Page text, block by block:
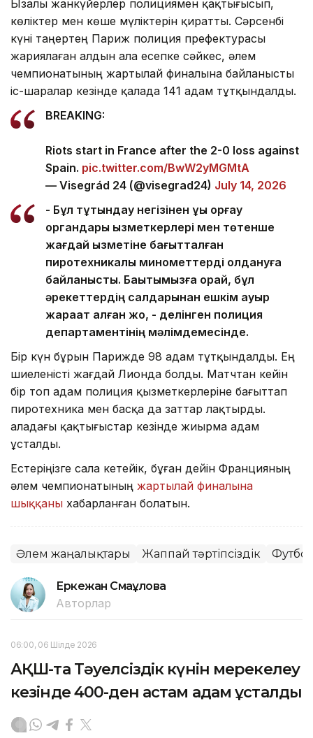
Ызалы жанкүйерлер полициямен қақтығысып,
көліктер мен көше мүліктерін қиратты. Сәрсенбі
күні таңертең Париж полиция префектурасы
жариялаған алдын ала есепке сәйкес, әлем
чемпионатының жартылай финалына байланысты
іс-шаралар кезінде қалада 141 адам тұтқындалды.
BREAKING:
Riots start in France after the 2-0 loss against
Spain. pic.twitter.com/BwW2yMGMtA
— Visegrád 24 (@visegrad24) July 14, 2026
- Бұл тұтқындау негізінен құқық қорғау
органдары қызметкерлері мен төтенше
жағдай қызметіне бағытталған
пиротехникалық минометтерді қолдануға
байланысты. Бақытымызға орай, бұл
әрекеттердің салдарынан ешкім ауыр
жарақат алған жоқ, - делінген полиция
департаментінің мәлімдемесінде.
Бір күн бұрын Парижде 98 адам тұтқындалды. Ең
шиеленісті жағдай Лионда болды. Матчтан кейін
бір топ адам полиция қызметкерлеріне бағыттап
пиротехника мен басқа да заттар лақтырды.
Қаладағы қақтығыстар кезінде жиырма адам
ұсталды.
Естеріңізге сала кетейік, бұған дейін Францияның
әлем чемпионатының жартылай финалына
шыққаны хабарланған болатын.
Әлем жаңалықтары Жаппай тәртіпсіздік
Еркежан Смағұлова
Авторлар
06:00, 06 Шілде 2026
АҚШ-та Тәуелсіздік күнін мерекелеу
кезінде 400-ден астам адам ұсталды